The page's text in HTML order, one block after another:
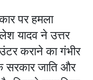
पर हमला
यादव ने उत्तर
कराने का गंभीर
सरकार जाति और